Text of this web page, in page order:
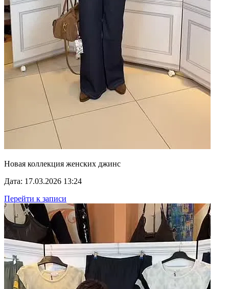
Новая коллекция женских джинс
Дата: 17.03.2026 13:24
Перейти к записи